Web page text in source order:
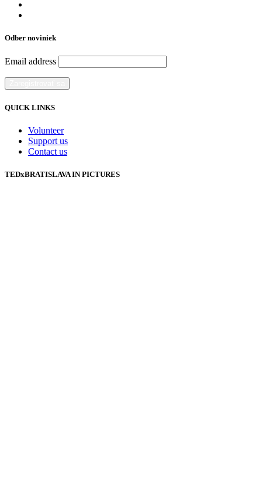
Odber noviniek
Email address
QUICK LINKS
Volunteer
Support us
Contact us
TEDxBRATISLAVA IN PICTURES